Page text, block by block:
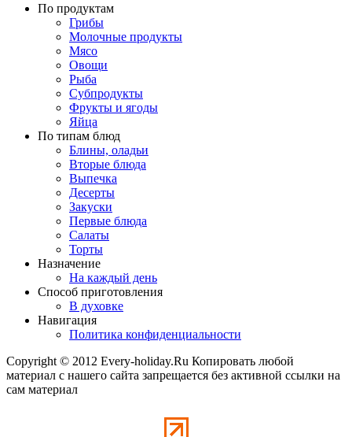
По продуктам
Грибы
Молочные продукты
Мясо
Овощи
Рыба
Субпродукты
Фрукты и ягоды
Яйца
По типам блюд
Блины, оладьи
Вторые блюда
Выпечка
Десерты
Закуски
Первые блюда
Салаты
Торты
Назначение
На каждый день
Способ приготовления
В духовке
Навигация
Политика конфиденциальности
Copyright © 2012 Every-holiday.Ru Копировать любой
материал с нашего сайта запрещается без активной ссылки на
сам материал